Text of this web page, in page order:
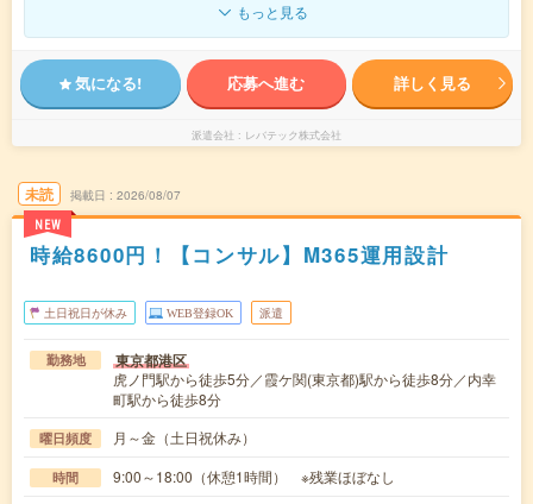
もっと見る
気になる! 応募へ進む 詳しく見る
派遣会社 レバテック株式会社
未読
NEW
掲載日 2026/08/07
時給8600円！【コンサル】M365運用設計
土日祝日が休み WEB登録OK 派遣
勤務地 東京都港区
虎ノ門駅から徒歩5分／霞ケ関(東京都)駅から徒歩8分／内幸
町駅から徒歩8分
曜日頻度 月～金（土日祝休み）
時間 9:00～18:00（休憩1時間） ※残業ほぼなし